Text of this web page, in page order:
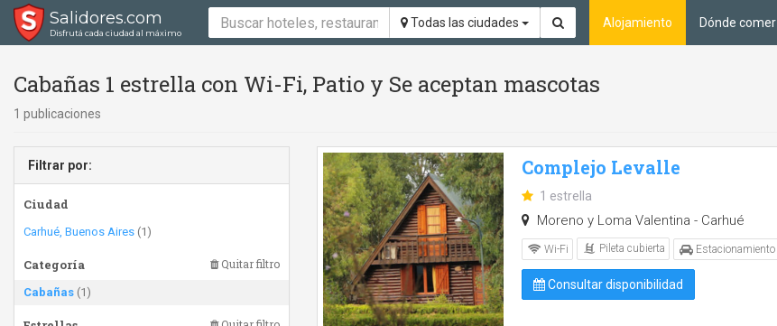
Salidores.com
Disfrutá cada ciudad al máximo
Todas las ciudades Alojamiento Dónde comer
Cabañas 1 estrella con Wi-Fi, Patio y Se aceptan mascotas
1 publicaciones
Filtrar por:
Ciudad
Carhué, Buenos Aires (1)
Categoría Quitar filtro
Cabañas (1)
Complejo Levalle
1 estrella
Moreno y Loma Valentina - Carhué
Wi-Fi Pileta cubierta Estacionamiento
Consultar disponibilidad